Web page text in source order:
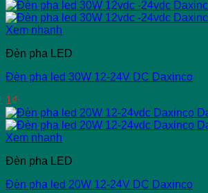
Xem nhanh
Đèn pha LED
Đèn pha led 30W 12-24V DC Daxinco
1₫
Xem nhanh
Đèn pha LED
Đèn pha led 20W 12-24V DC Daxinco